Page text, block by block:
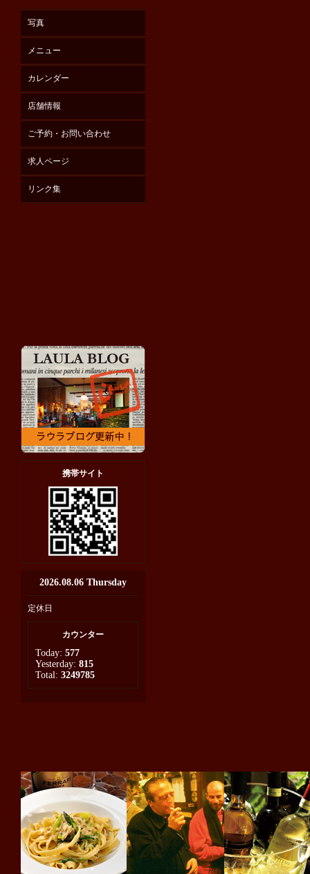
写真
メニュー
カレンダー
店舗情報
ご予約・お問い合わせ
求人ページ
リンク集
携帯サイト
2026.08.06 Thursday
定休日
カウンター
Today: 577
Yesterday: 815
Total: 3249785